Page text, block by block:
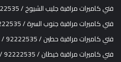
فني كاميرات مراقبة جليب الشيوخ / 92222535 /
فني كاميرات مراقبة جنوب السرة / 92222535 /
فني كاميرات مراقبة حطين / 92222535 /
فني كاميرات مراقبة خيطان / 92222535 /